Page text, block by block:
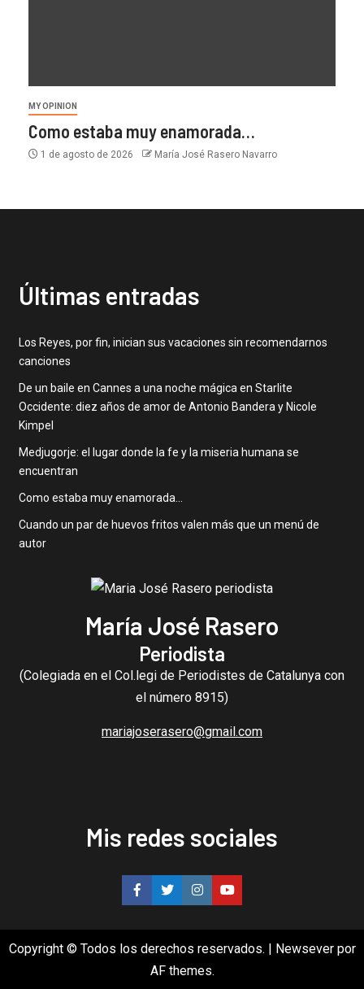
MY OPINION
Como estaba muy enamorada…
1 de agosto de 2026 María José Rasero Navarro
Últimas entradas
Los Reyes, por fin, inician sus vacaciones sin recomendarnos
canciones
De un baile en Cannes a una noche mágica en Starlite
Occidente: diez años de amor de Antonio Bandera y Nicole
Kimpel
Medjugorje: el lugar donde la fe y la miseria humana se
encuentran
Como estaba muy enamorada…
Cuando un par de huevos fritos valen más que un menú de
autor
María José Rasero
Periodista
(Colegiada en el Col.legi de Periodistes de Catalunya con
el número 8915)
mariajoserasero@gmail.com
Mis redes sociales
Copyright © Todos los derechos reservados. | Newseverpor
AF themes.